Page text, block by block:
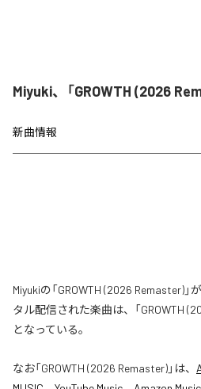
Miyuki、「GROWTH (2026
新曲情報
Miyukiの「GROWTH (2026 Remaster)
タル配信された楽曲は、「GROWTH
となっている。
なお「GROWTH (2026 Remaster)」は、